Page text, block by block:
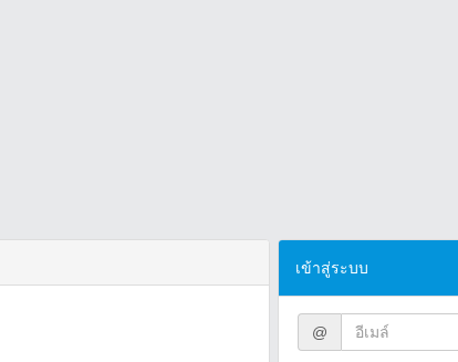
เข้าสู่ระบบ
@